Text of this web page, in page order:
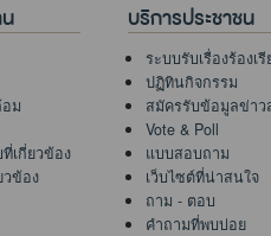
ม
เกี่ยวข้อง
วข้อง
บริการประชาชน
ระบบรับเรื่องร้องเ
ปฏิทินกิจกรรม
สมัครรับข้อมูลข่าว
Vote & Poll
แบบสอบถาม
เว็บไซต์ที่น่าสนใจ
ถาม - ตอบ
คำถามที่พบบ่อย